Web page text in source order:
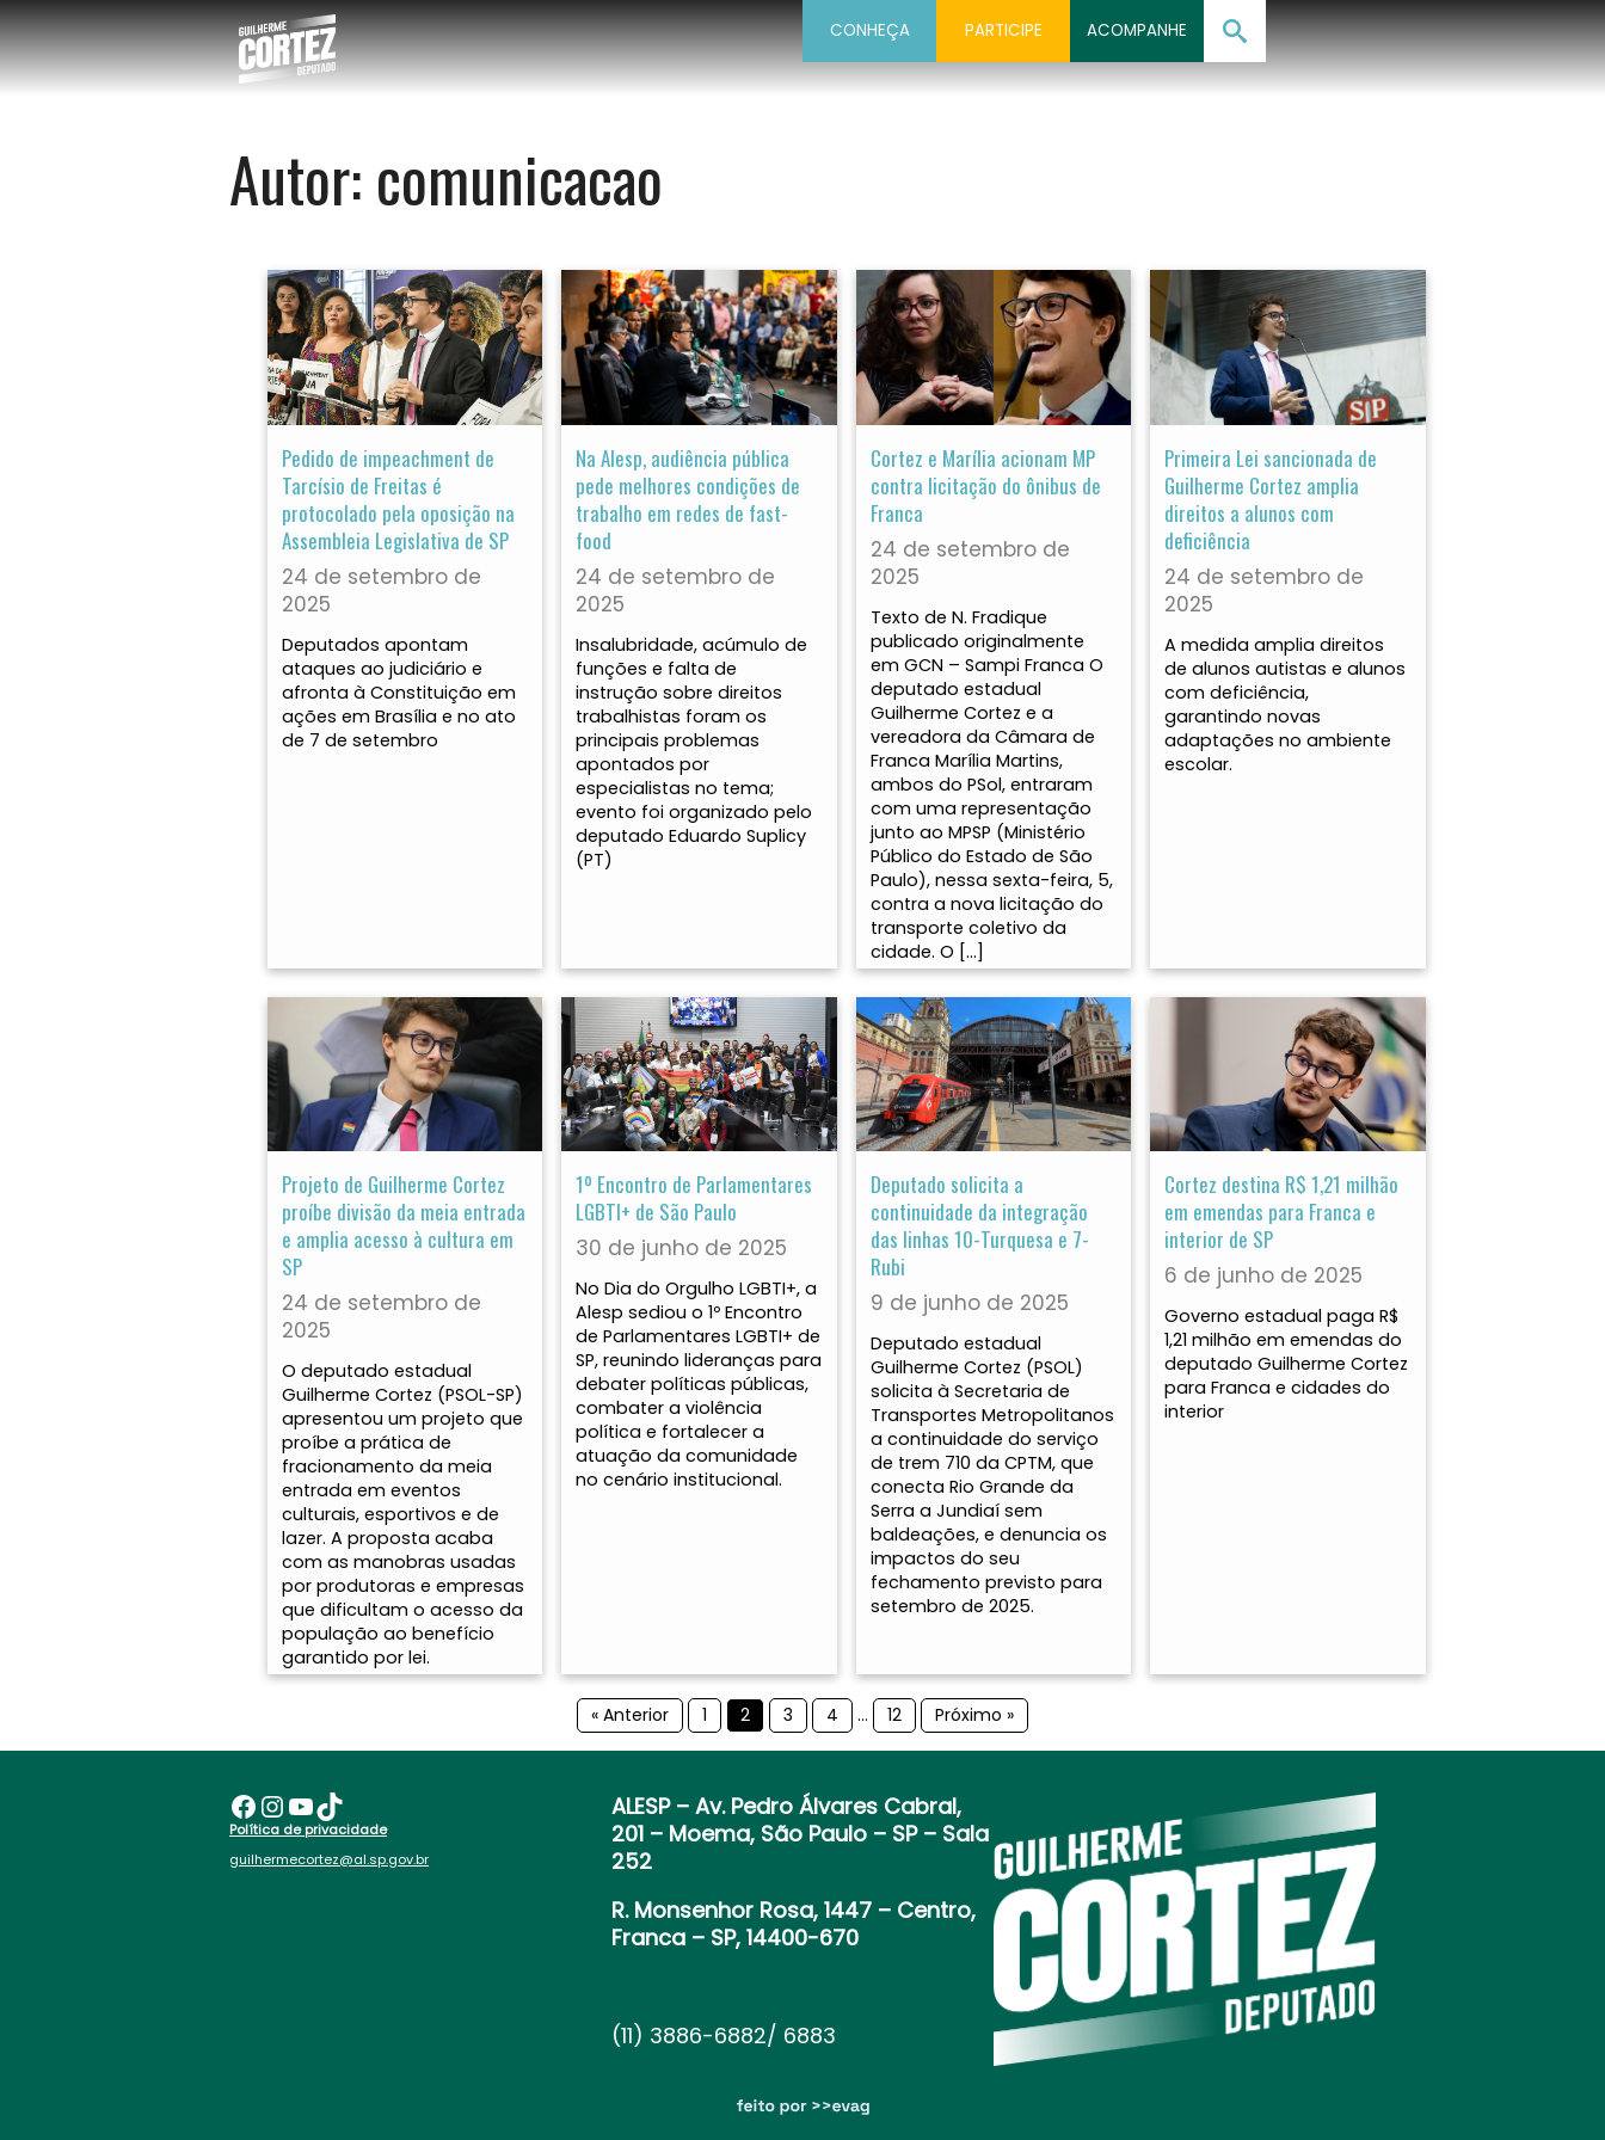
CONHEÇA PARTICIPE ACOMPANHE
Autor:comunicacao
Pedido de impeachment de
Tarcísio de Freitas é
protocolado pela oposição na
Assembleia Legislativa de SP
24 de setembro de
2025
Deputados apontam
ataques ao judiciário e
afronta à Constituição em
ações em Brasília e no ato
de 7 de setembro
Na Alesp, audiência pública
pede melhores condições de
trabalho em redes de fast-
food
24 de setembro de
2025
Insalubridade, acúmulo de
funções e falta de
instrução sobre direitos
trabalhistas foram os
principais problemas
apontados por
especialistas no tema;
evento foi organizado pelo
deputado Eduardo Suplicy
(PT)
Cortez e Marília acionam MP
contra licitação do ônibus de
Franca
24 de setembro de
2025
Texto de N. Fradique
publicado originalmente
em GCN – Sampi Franca O
deputado estadual
Guilherme Cortez e a
vereadora da Câmara de
Franca Marília Martins,
ambos do PSol, entraram
com uma representação
junto ao MPSP (Ministério
Público do Estado de São
Paulo), nessa sexta-feira, 5,
contra a nova licitação do
transporte coletivo da
cidade. O […]
Primeira Lei sancionada de
Guilherme Cortez amplia
direitos a alunos com
deficiência
24 de setembro de
2025
A medida amplia direitos
de alunos autistas e alunos
com deficiência,
garantindo novas
adaptações no ambiente
escolar.
Projeto de Guilherme Cortez
proíbe divisão da meia entrada
e amplia acesso à cultura em
SP
24 de setembro de
2025
O deputado estadual
Guilherme Cortez (PSOL-SP)
apresentou um projeto que
proíbe a prática de
fracionamento da meia
entrada em eventos
culturais, esportivos e de
lazer. A proposta acaba
com as manobras usadas
por produtoras e empresas
que dificultam o acesso da
população ao benefício
garantido por lei.
1º Encontro de Parlamentares
LGBTI+ de São Paulo
30 de junho de 2025
No Dia do Orgulho LGBTI+, a
Alesp sediou o 1º Encontro
de Parlamentares LGBTI+ de
SP, reunindo lideranças para
debater políticas públicas,
combater a violência
política e fortalecer a
atuação da comunidade
no cenário institucional.
Deputado solicita a
continuidade da integração
das linhas 10-Turquesa e 7-
Rubi
9 de junho de 2025
Deputado estadual
Guilherme Cortez (PSOL)
solicita à Secretaria de
Transportes Metropolitanos
a continuidade do serviço
de trem 710 da CPTM, que
conecta Rio Grande da
Serra a Jundiaí sem
baldeações, e denuncia os
impactos do seu
fechamento previsto para
setembro de 2025.
Cortez destina R$ 1,21 milhão
em emendas para Franca e
interior de SP
6 de junho de 2025
Governo estadual paga R$
1,21 milhão em emendas do
deputado Guilherme Cortez
para Franca e cidades do
interior
« Anterior 1 2 3 4 … 12 Próximo »
Facebook InstagramYoutube TikTok
Política de privacidade
guilhermecortez@al.sp.gov.br
ALESP – Av. Pedro Álvares Cabral,
201 – Moema, São Paulo – SP – Sala
252
R. Monsenhor Rosa, 1447 – Centro,
Franca – SP, 14400-670
(11) 3886-6882/ 6883